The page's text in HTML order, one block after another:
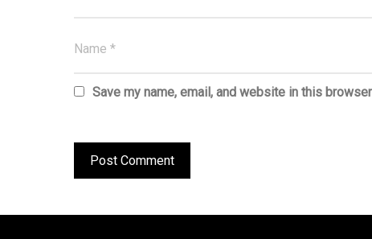
Save my name, email, and website in this